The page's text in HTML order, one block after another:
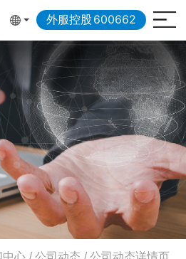
外服控股 600662